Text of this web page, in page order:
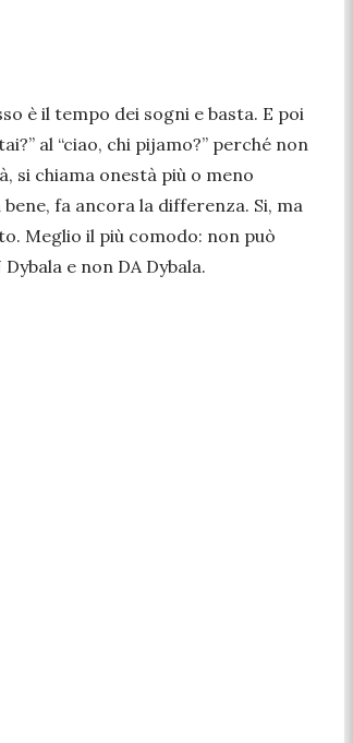
è il tempo dei sogni e basta. E poi
al “ciao, chi pijamo?” perché non
si chiama onestà più o meno
fa ancora la differenza. Si, ma
Meglio il più comodo: non può
e non DA Dybala.